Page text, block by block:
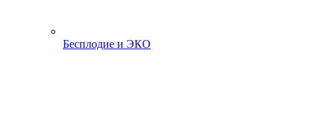
Бесплодие и ЭКО